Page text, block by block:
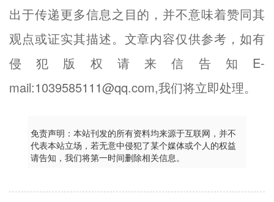
出于传递更多信息之目的，并不意味着赞同其
观点或证实其描述。文章内容仅供参考，如有
侵犯版权请来信告知E-
mail:1039585111@qq.com,我们将立即处理。
免责声明：本站刊发的所有资料均来源于互联网，并不
代表本站立场，若无意中侵犯了某个媒体或个人的权益
请告知，我们将第一时间删除相关信息。